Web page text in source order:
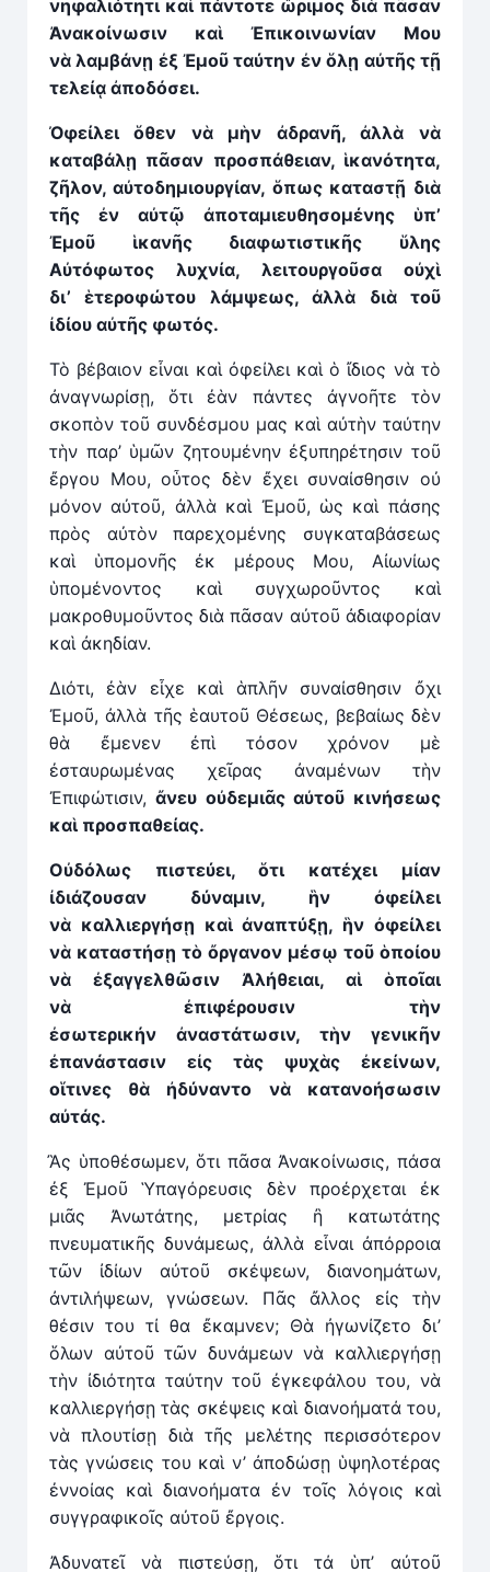
νηφαλιότητι καὶ πάντοτε ὥριμος διὰ πᾶσαν
Ἀνακοίνωσιν καὶ Ἐπικοινωνίαν Μου
νὰ λαμβάνῃ ἐξ Ἐμοῦ ταύτην ἐν ὅλῃ αὐτῆς τῇ
τελείᾳ ἀποδόσει.
Ὀφείλει ὅθεν νὰμὴν ἀδρανῆ, ἀλλὰ νὰ
καταβάλῃ πᾶσαν προσπάθειαν, ἱκανότητα,
ζῆλον, αὐτοδημιουργίαν, ὅπως καταστῇ διὰ
τῆς ἐν αὐτῷ ἀποταμιευθησομένης ὑπ’
Ἐμοῦ ἱκανῆς διαφωτιστικῆς ὕλης
Αὐτόφωτος λυχνία, λειτουργοῦσα οὐχὶ
δι’ἑτεροφώτου λάμψεως, ἀλλὰ διὰ τοῦ
ἰδίου αὐτῆς φωτός.
Τὸ βέβαιον εἶναι καὶ ὀφείλει καὶ ὁ ἴδιος νὰ τὸ
ἀναγνωρίσῃ, ὅτι ἐὰν πάντες ἀγνοῆτε τὸν
σκοπὸν τοῦ συνδέσμου μας καὶ αὐτὴν ταύτην
τὴν παρ’ ὑμῶν ζητουμένην ἐξυπηρέτησιν τοῦ
ἔργου Μου, οὗτος δὲν ἔχει συναίσθησιν οὐ
μόνον αὐτοῦ, ἀλλὰ καὶ Ἐμοῦ, ὡς καὶ πάσης
πρὸς αὐτὸν παρεχομένης συγκαταβάσεως
καὶ ὑπομονῆς ἐκ μέρους Μου, Αἰωνίως
ὑπομένοντος καὶ συγχωροῦντος καὶ
μακροθυμοῦντος διὰ πᾶσαν αὐτοῦ ἀδιαφορίαν
καὶ ἀκηδίαν.
Διότι, ἐὰν εἶχε καὶ ἁπλῆν συναίσθησιν ὄχι
Ἐμοῦ, ἀλλὰ τῆς ἑαυτοῦ Θέσεως, βεβαίως δὲν
θὰ ἔμενεν ἐπὶ τόσον χρόνον μὲ
ἐσταυρωμένας χεῖρας ἀναμένων τὴν
Ἐπιφώτισιν,ἄνευ οὐδεμιᾶς αὐτοῦ κινήσεως
καὶ προσπαθείας.
Οὐδόλως πιστεύει, ὅτι κατέχει μίαν
ἰδιάζουσαν δύναμιν, ἣν ὀφείλει
νὰ καλλιεργήσῃ καὶ ἀναπτύξῃ, ἣν ὀφείλει
νὰ καταστήσῃ τὸ ὄργανον μέσῳ τοῦ ὁποίου
νὰ ἐξαγγελθῶσιν Ἀλήθειαι, αἱ ὁποῖαι
νὰ ἐπιφέρουσιν τὴν
ἐσωτερικήν ἀναστάτωσιν, τὴν γενικῆν
ἐπανάστασιν εἰς τὰς ψυχὰς ἐκείνων,
οἵτινες θὰ ἠδύναντο νὰκατανοήσωσιν
αὐτάς.
Ἂς ὑποθέσωμεν, ὅτι πᾶσα Ἀνακοίνωσις, πάσα
ἐξ Ἐμοῦ Ὑπαγόρευσις δὲν προέρχεται ἐκ
μιᾶς Ἀνωτάτης, μετρίας ἢ κατωτάτης
πνευματικῆς δυνάμεως, ἀλλὰ εἶναι ἀπόρροια
τῶν ἰδίων αὐτοῦ σκέψεων, διανοημάτων,
ἀντιλήψεων, γνώσεων. Πᾶς ἄλλος εἰς τὴν
θέσιν του τί θα ἔκαμνεν; Θὰ ἠγωνίζετο δι’
ὅλων αὐτοῦ τῶν δυνάμεων νὰ καλλιεργήσῃ
τὴν ἰδιότητα ταύτην τοῦ ἐγκεφάλου του, νὰ
καλλιεργήσῃ τὰς σκέψεις καὶ διανοήματά του,
νὰ πλουτίσῃ διὰ τῆς μελέτης περισσότερον
τὰς γνώσεις του καὶ ν’ ἀποδώσῃ ὑψηλοτέρας
ἐννοίας καὶ διανοήματα ἐν τοῖς λόγοις καὶ
συγγραφικοῖς αὐτοῦ ἔργοις.
Ἀδυνατεῖ νὰ πιστεύσῃ, ὅτι τά ὑπ’ αὐτοῦ